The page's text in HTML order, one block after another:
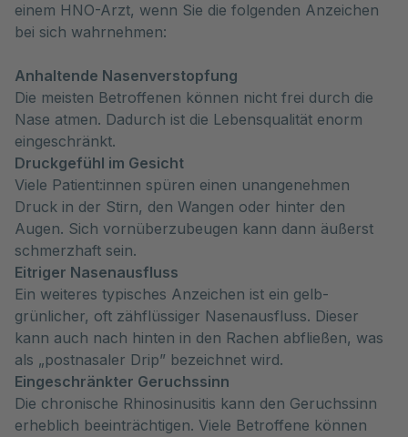
einem HNO-Arzt, wenn Sie die folgenden Anzeichen
bei sich wahrnehmen:
Anhaltende Nasenverstopfung
Die meisten Betroffenen können nicht frei durch die
Nase atmen. Dadurch ist die Lebensqualität enorm
eingeschränkt.
Druckgefühl im Gesicht
Viele Patient:innen spüren einen unangenehmen
Druck in der Stirn, den Wangen oder hinter den
Augen. Sich vornüberzubeugen kann dann äußerst
schmerzhaft sein.
Eitriger Nasenausfluss
Ein weiteres typisches Anzeichen ist ein gelb-
grünlicher, oft zähflüssiger Nasenausfluss. Dieser
kann auch nach hinten in den Rachen abfließen, was
als „postnasaler Drip” bezeichnet wird.
Eingeschränkter Geruchssinn
Die chronische Rhinosinusitis kann den Geruchssinn
erheblich beeinträchtigen. Viele Betroffene können